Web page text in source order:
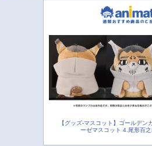
【グッズ-マスコット】ゴールデン
ーゼマスコット 4.尾形百之